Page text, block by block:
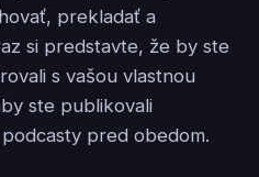
prekladať a
si predstavte, že by ste
s vašou vlastnou
ste publikovali
pred obedom.